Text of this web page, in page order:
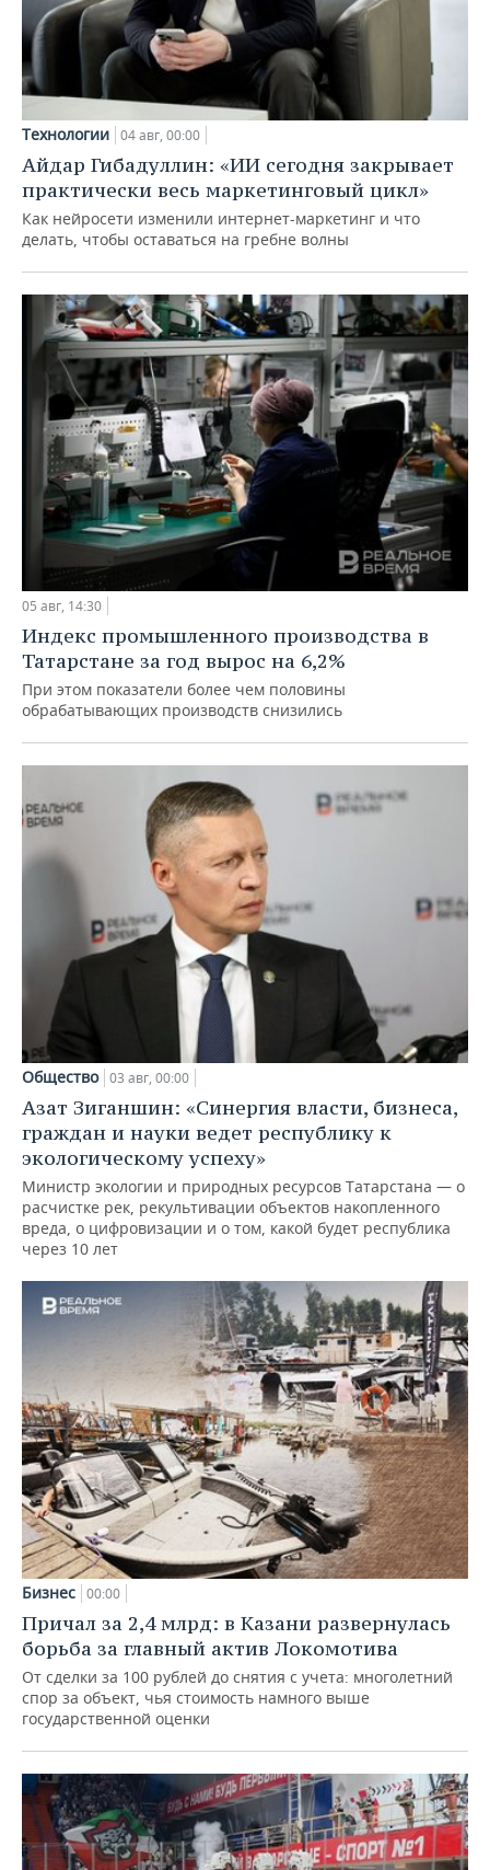
Технологии 04 авг, 00:00
Айдар Гибадуллин: «ИИ сегодня закрывает
практически весь маркетинговый цикл»
Как нейросети изменили интернет-маркетинг и что
делать, чтобы оставаться на гребне волны
05 авг, 14:30
Индекс промышленного производства в
Татарстане за год вырос на 6,2%
При этом показатели более чем половины
обрабатывающих производств снизились
Общество 03 авг, 00:00
Азат Зиганшин: «Синергия власти, бизнеса,
граждан и науки ведет республику к
экологическому успеху»
Министр экологии и природных ресурсов Татарстана — о
расчистке рек, рекультивации объектов накопленного
вреда, о цифровизации и о том, какой будет республика
через 10 лет
Бизнес 00:00
Причал за 2,4 млрд: в Казани развернулась
борьба за главный актив Локомотива
От сделки за 100 рублей до снятия с учета: многолетний
спор за объект, чья стоимость намного выше
государственной оценки